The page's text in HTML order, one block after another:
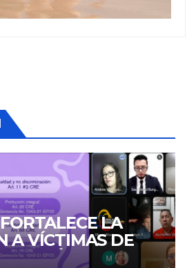
LA
A VÍCTIMAS DE
DE GÉNERO